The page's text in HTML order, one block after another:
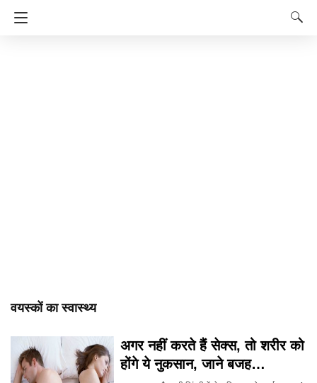
वयस्कों का स्वास्थ्य
अगर नहीं करते हैं सेक्स, तो शरीर को
होंगे ये नुकसान, जाने बजह…